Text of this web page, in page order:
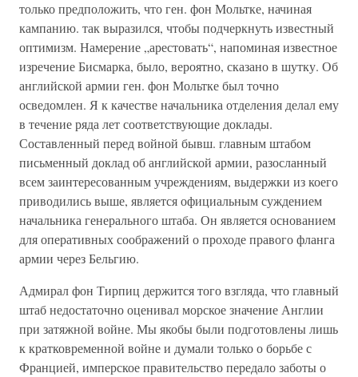
только предположить, что ген. фон Мольтке, начиная
кампанию. так выразился, чтобы подчеркнуть известный
оптимизм. Намерение „арестовать“, напоминая известное
изречение Бисмарка, было, вероятно, сказано в шутку. Об
английской армии ген. фон Мольтке был точно
осведомлен. Я к качестве начальника отделения делал ему
в течение ряда лет соответствующие доклады.
Составленный перед войной бывш. главным штабом
письменный доклад об английской армии, разосланный
всем заинтересованным учреждениям, выдержки из коего
приводились выше, является официальным суждением
начальника генерального штаба. Он является основанием
для оперативных соображений о проходе правого фланга
армии через Бельгию.
Адмирал фон Тирпиц держится того взгляда, что главный
штаб недостаточно оценивал морское значение Англии
при затяжной войне. Мы якобы были подготовлены лишь
к кратковременной войне и думали только о борьбе с
Францией, имперское правительство передало заботы о